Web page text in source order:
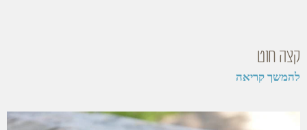
קצה חוט
להמשך קריאה